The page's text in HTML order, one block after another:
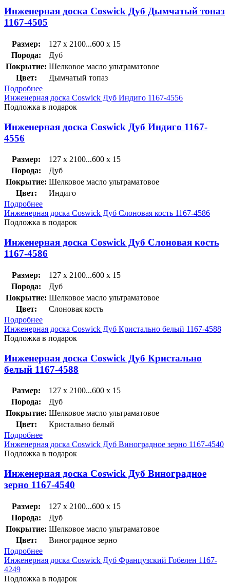
Инженерная доска Coswick Дуб Дымчатый топаз
1167-4505
Размер:
127 x 2100...600 x 15
Порода:
Дуб
Покрытие: Шелковое масло ультраматовое
Цвет:
Дымчатый топаз
Подробнее
Инженерная доска Coswick Дуб Индиго 1167-4556
Подложка в подарок
Инженерная доска Coswick Дуб Индиго 1167-
4556
Размер:
127 x 2100...600 x 15
Порода:
Дуб
Покрытие: Шелковое масло ультраматовое
Цвет:
Индиго
Подробнее
Инженерная доска Coswick Дуб Слоновая кость 1167-4586
Подложка в подарок
Инженерная доска Coswick Дуб Слоновая кость
1167-4586
Размер:
127 x 2100...600 x 15
Порода:
Дуб
Покрытие: Шелковое масло ультраматовое
Цвет:
Слоновая кость
Подробнее
Инженерная доска Coswick Дуб Кристально белый 1167-4588
Подложка в подарок
Инженерная доска Coswick Дуб Кристально
белый 1167-4588
Размер:
127 x 2100...600 x 15
Порода:
Дуб
Покрытие: Шелковое масло ультраматовое
Цвет:
Кристально белый
Подробнее
Инженерная доска Coswick Дуб Виноградное зерно 1167-4540
Подложка в подарок
Инженерная доска Coswick Дуб Виноградное
зерно 1167-4540
Размер:
127 x 2100...600 x 15
Порода:
Дуб
Покрытие: Шелковое масло ультраматовое
Цвет:
Виноградное зерно
Подробнее
Инженерная доска Coswick Дуб Французский Гобелен 1167-
4249
Подложка в подарок